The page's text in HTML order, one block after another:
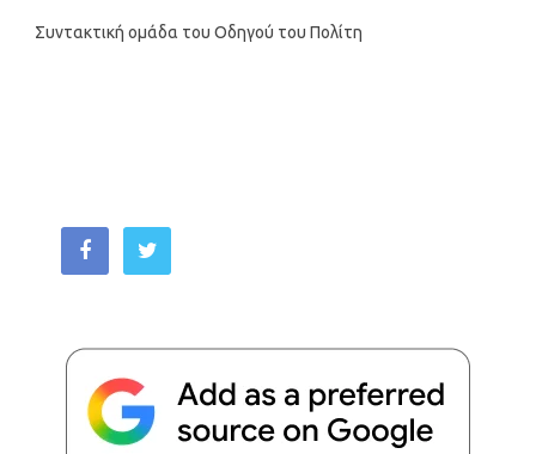
Συντακτική ομάδα του Οδηγού του Πολίτη